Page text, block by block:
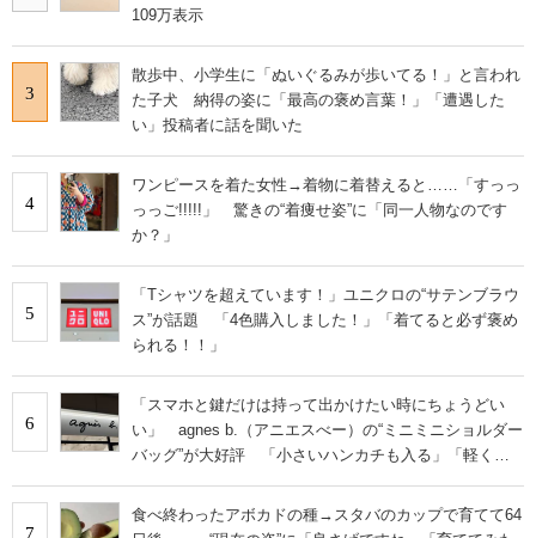
109万表示
3
散歩中、小学生に「ぬいぐるみが歩いてる！」と言われ
た子犬 納得の姿に「最高の褒め言葉！」「遭遇した
い」投稿者に話を聞いた
4
ワンピースを着た女性→着物に着替えると……「すっっ
っっご!!!!!」 驚きの“着痩せ姿”に「同一人物なのです
か？」
5
「Tシャツを超えています！」ユニクロの“サテンブラウ
ス”が話題 「4色購入しました！」「着てると必ず褒め
られる！！」
6
「スマホと鍵だけは持って出かけたい時にちょうどい
い」 agnes b.（アニエスべー）の“ミニミニショルダー
バッグ”が大好評 「小さいハンカチも入る」「軽くて
7
食べ終わったアボカドの種→スタバのカップで育てて64